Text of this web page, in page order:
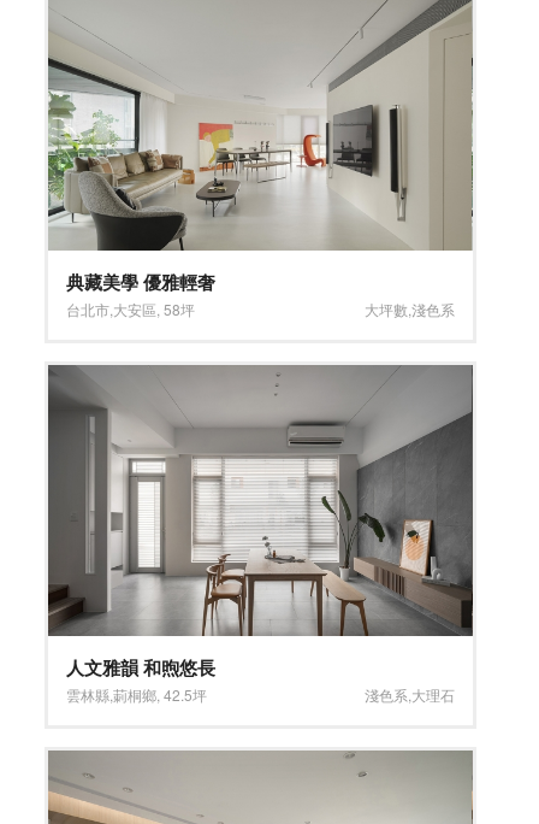
典藏美學 優雅輕奢
台北市 大安區 ,58坪 大坪數 淺色系
人文雅韻 和煦悠長
雲林縣,莿桐鄉 ,42.5坪 淺色系 大理石